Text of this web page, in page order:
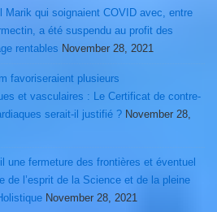
Marik qui soignaient COVID avec, entre
a été suspendu au profit des
rentables November 28, 2021
favoriseraient plusieurs
et vasculaires : Le Certificat de contre-
serait-il justifié ? November 28,
une fermeture des frontières et éventuel
l’esprit de la Science et de la pleine
November 28, 2021